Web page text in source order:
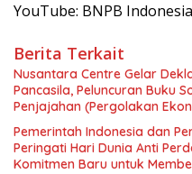
YouTube: BNPB Indonesia
Berita Terkait
Nusantara Centre Gelar
Pancasila, Peluncuran Buku
Penjajahan (Pergolakan
Simposium Nasional
Nasional dan Kesejahteraan
Menuju Indonesia Emas
Pemerintah Indonesia dan
Peringati Hari Dunia Anti
Komitmen Baru untuk